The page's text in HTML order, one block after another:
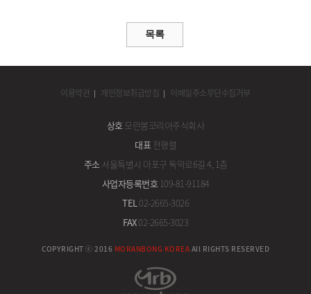
이용약관 개인정보취급방침 이메일주소무단수집거부
상호모란봉코리아주식회사
대표전평렬
주소서울특별시 마포구 독막로6길 4, 1층
사업자등록번호109-81-91184
TEL02-2665-3026
FAX02-2665-3023
COPYRIGHT ⓒ 2016 MORANBONG KOREA All RIGHTS RESERVED